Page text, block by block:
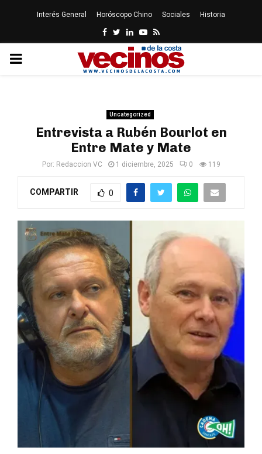
Interés General Horóscopo Chino Sociales Historia
Facebook
Twitter
LinkedinYoutube
Rss
PRIMARY
Uncategorized
Entrevista a Rubén Bourlot en
Entre Mate y Mate
Por: Redaccion VC 1 diciembre, 2025 0 119
COMPARTIR 0